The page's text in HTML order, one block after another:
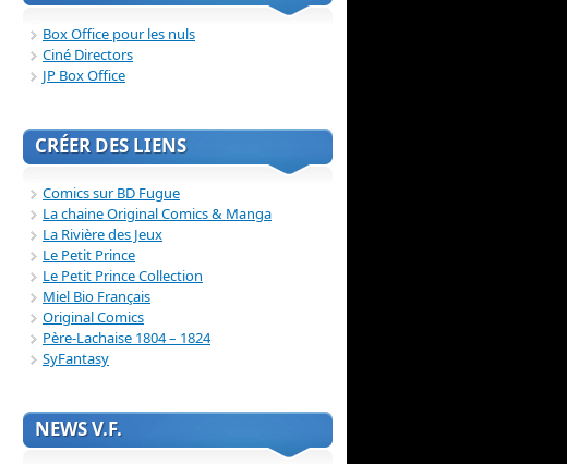
Box Office pour les nuls
Ciné Directors
JP Box Office
CRÉER DES LIENS
Comics sur BD Fugue
La chaine Original Comics & Manga
La Rivière des Jeux
Le Petit Prince
Le Petit Prince Collection
Miel Bio Français
Original Comics
Père-Lachaise 1804 – 1824
SyFantasy
NEWS V.F.